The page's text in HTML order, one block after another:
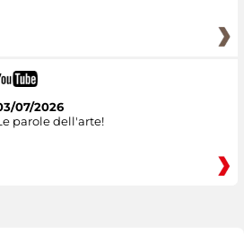
07/2026
parole dell'arte!